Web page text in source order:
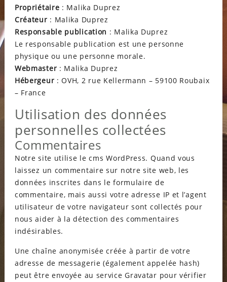
Propriétaire : Malika Duprez
Créateur : Malika Duprez
Responsable publication : Malika Duprez
Le responsable publication est une personne
physique ou une personne morale.
Webmaster : Malika Duprez
Hébergeur : OVH, 2 rue Kellermann – 59100 Roubaix
– France
Utilisation des données
personnelles collectées
Commentaires
Notre site utilise le cms WordPress. Quand vous
laissez un commentaire sur notre site web, les
données inscrites dans le formulaire de
commentaire, mais aussi votre adresse IP et l’agent
utilisateur de votre navigateur sont collectés pour
nous aider à la détection des commentaires
indésirables.
Une chaîne anonymisée créée à partir de votre
adresse de messagerie (également appelée hash)
peut être envoyée au service Gravatar pour vérifier